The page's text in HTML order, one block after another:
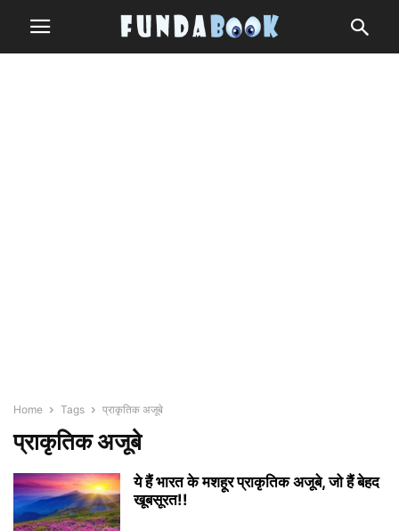
Home Tags प्राकृतिक अजूबे
प्राकृतिक अजूबे
ये हैं भारत के मशहूर प्राकृतिक अजूबे, जो हैं बेहद
खूबसूरत!!